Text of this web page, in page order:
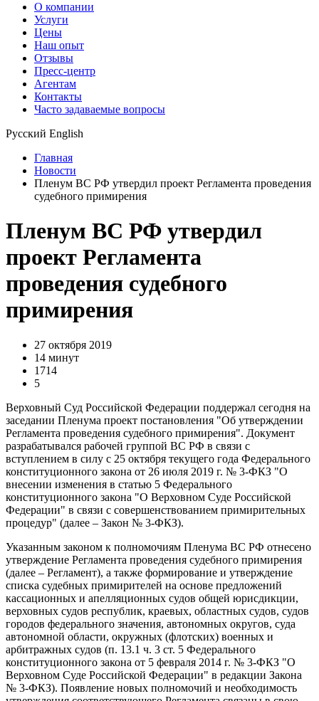
О компании
Услуги
Цены
Наш опыт
Отзывы
Пресс-центр
Агентам
Контакты
Часто задаваемые вопросы
Русский English
Главная
Новости
Пленум ВС РФ утвердил проект Регламента проведения
судебного примирения
Пленум ВС РФ утвердил
проект Регламента
проведения судебного
примирения
27 октября 2019
14 минут
1714
5
Верховный Суд Российской Федерации поддержал сегодня на
заседании Пленума проект постановления "Об утверждении
Регламента проведения судебного примирения". Документ
разрабатывался рабочей группой ВС РФ в связи с
вступлением в силу с 25 октября текущего года Федерального
конституционного закона от 26 июля 2019 г. № 3-ФКЗ "О
внесении изменения в статью 5 Федерального
конституционного закона "О Верховном Суде Российской
Федерации" в связи с совершенствованием примирительных
процедур" (далее – Закон № 3-ФКЗ).
Указанным законом к полномочиям Пленума ВС РФ отнесено
утверждение Регламента проведения судебного примирения
(далее – Регламент), а также формирование и утверждение
списка судебных примирителей на основе предложений
кассационных и апелляционных судов общей юрисдикции,
верховных судов республик, краевых, областных судов, судов
городов федерального значения, автономных округов, суда
автономной области, окружных (флотских) военных и
арбитражных судов (п. 13.1 ч. 3 ст. 5 Федерального
конституционного закона от 5 февраля 2014 г. № 3-ФКЗ "О
Верховном Суде Российской Федерации" в редакции Закона
№ 3-ФКЗ). Появление новых полномочий и необходимость